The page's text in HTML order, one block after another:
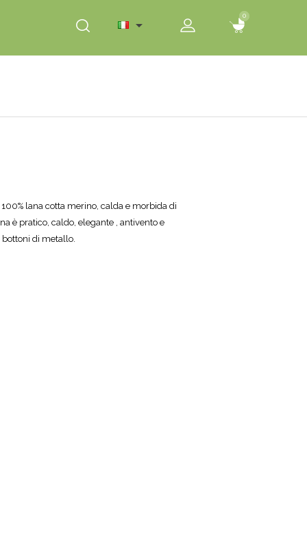
0
0

lana cotta merino, calda e morbida di
è pratico, caldo, elegante , antivento e
bottoni di metallo.